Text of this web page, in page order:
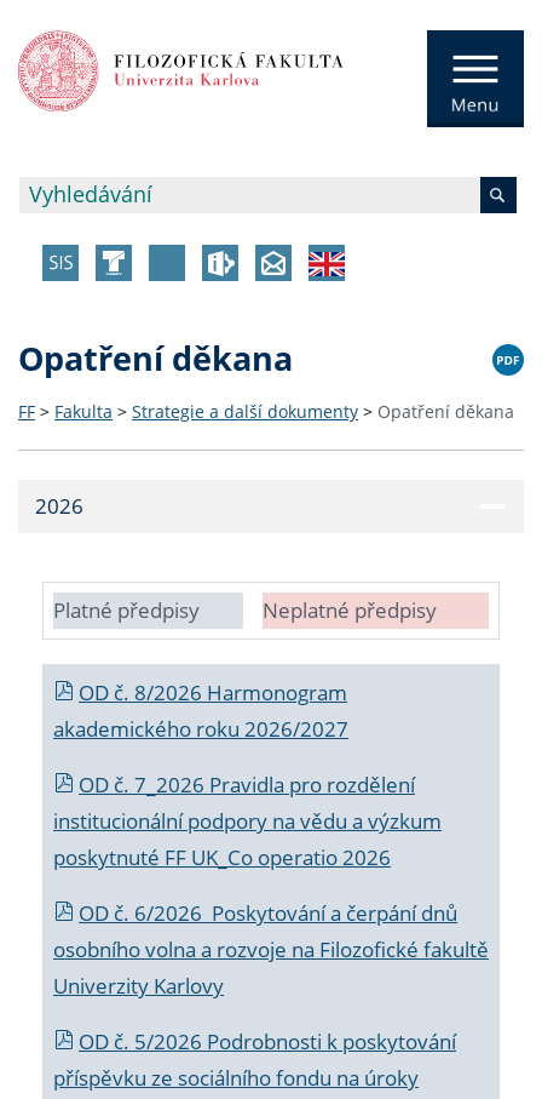
Opatření děkana
FF > Fakulta > Strategie a další dokumenty > Opatření děkana
2026
Platné předpisy Neplatné předpisy
OD č. 8/2026 Harmonogram
akademického roku 2026/2027
OD č. 7_2026 Pravidla pro rozdělení
institucionální podpory na vědu a výzkum
poskytnuté FF UK_Co operatio 2026
OD č. 6/2026 Poskytování a čerpání dnů
osobního volna a rozvoje na Filozofické fakultě
Univerzity Karlovy
OD č. 5/2026 Podrobnosti k poskytování
příspěvku ze sociálního fondu na úroky